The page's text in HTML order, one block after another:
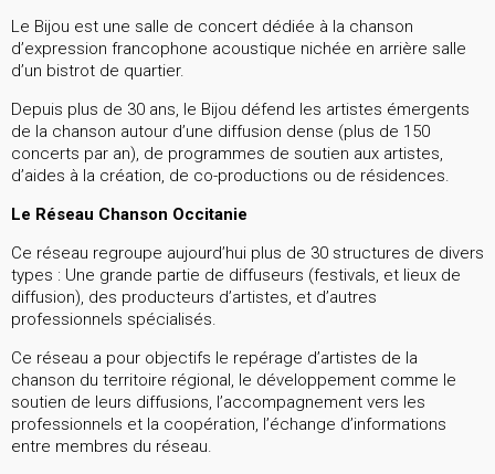
Le Bijou est une salle de concert dédiée à la chanson
d’expression francophone acoustique nichée en arrière salle
d’un bistrot de quartier.
Depuis plus de 30 ans, le Bijou défend les artistes émergents
de la chanson autour d’une diffusion dense (plus de 150
concerts par an), de programmes de soutien aux artistes,
d’aides à la création, de co-productions ou de résidences.
Le Réseau Chanson Occitanie
Ce réseau regroupe aujourd’hui plus de 30 structures de divers
types : Une grande partie de diffuseurs (festivals, et lieux de
diffusion), des producteurs d’artistes, et d’autres
professionnels spécialisés.
Ce réseau a pour objectifs le repérage d’artistes de la
chanson du territoire régional, le développement comme le
soutien de leurs diffusions, l’accompagnement vers les
professionnels et la coopération, l’échange d’informations
entre membres du réseau.